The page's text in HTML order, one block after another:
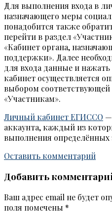
Для выполнения входа в
назначающего меры
понадобится также
перейти в раздел
«Кабинет органа,
поддержки». Далее
для входа данные и
кабинет осуществляется
выбором соответствующей
«Участникам».
Личный кабинет ЕГИССО —
аккаунта, каждый из
выполнения определённых
Оставить комментарий
Добавить
Ваш адрес email не будет
поля помечены *